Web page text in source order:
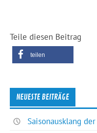
Teile diesen Beitrag
teilen
NEUESTE BEITRÄGE
Saisonausklang